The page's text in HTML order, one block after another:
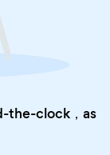
the-clock，as